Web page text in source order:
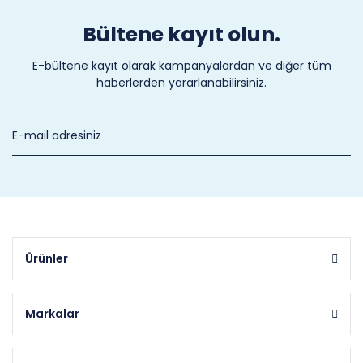
Bültene kayıt olun.
E-bültene kayıt olarak kampanyalardan ve diğer tüm
haberlerden yararlanabilirsiniz.
Ürünler
Markalar